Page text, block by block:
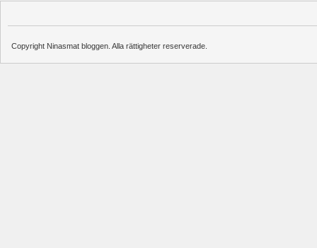
Copyright Ninasmat bloggen. Alla rättigheter reserverade.